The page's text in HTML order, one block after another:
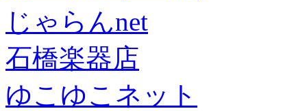
じゃらんnet
石橋楽器店
ゆこゆこネット